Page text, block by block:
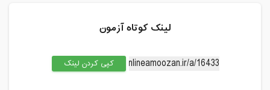
لینک کوتاه آزمون
کپی کردن لینک